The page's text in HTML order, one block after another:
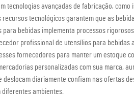
avançadas de fabricação,
tecnológicos garantem que as
bebidas implementa processos
profissional de utensílios para bebidas
fornecedores para manter um estoque
personalizadas com sua marca,
diariamente confiam nas ofertas
ambientes.